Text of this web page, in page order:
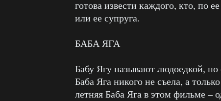
готова извести каждого, кто, по
или ее супруга.
БАБА ЯГА
Бабу Ягу называют людоедкой,
Баба Яга никого не съела, а
летняя Баба Яга в этом фильме –